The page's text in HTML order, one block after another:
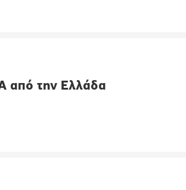
από την Ελλάδα